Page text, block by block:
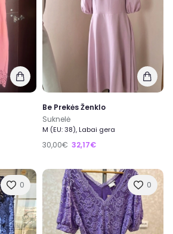
Be Prekės Ženklo
Suknelė
M (EU: 38), Labai gera
30,00€ 32,17€
0 0